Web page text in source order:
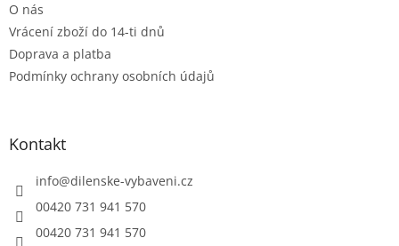
p
i
O nás
Vrácení zboží do 14-ti dnů
Doprava a platba
Podmínky ochrany osobních údajů
Kontakt
info@dilenske-vybaveni.cz
00420 731 941 570
00420 731 941 570